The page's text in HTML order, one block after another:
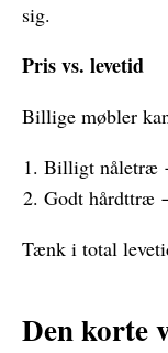
sig.
Pris vs. levetid
Billige møbler
Billigt nåletræ
Godt hårdttræ
Tænk i total
Den korte